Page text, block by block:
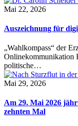
Mai 22, 2026
Auszeichnung für
„Wahlkompass“ der
Onlinekommunikation
politische…
Mai 29, 2026
Am 29. Mai 2026
zehnten Mal